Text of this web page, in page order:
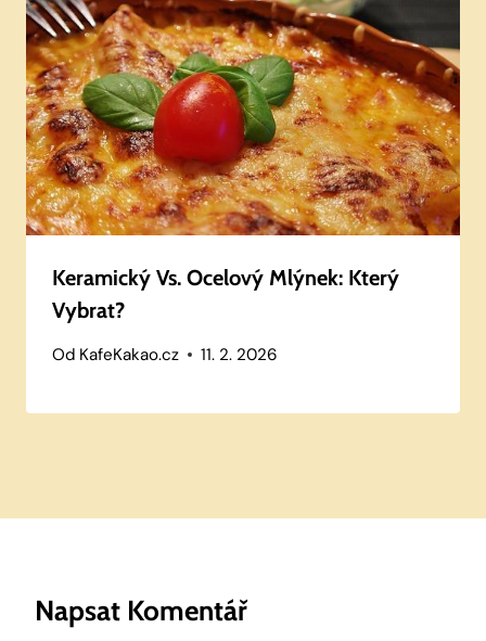
Keramický Vs. Ocelový Mlýnek: Který
Vybrat?
Od KafeKakao.cz 11. 2. 2026
Napsat Komentář